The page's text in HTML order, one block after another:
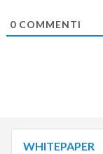
0COMMENTI
WHITEPAPER